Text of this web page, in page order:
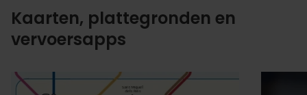
Kaarten, plattegronden en
vervoersapps